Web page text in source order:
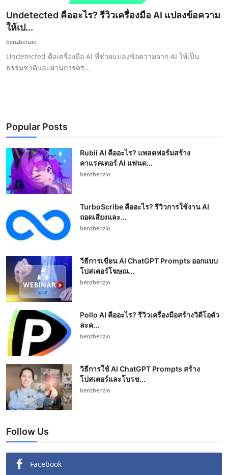
Undetected คืออะไร? รีวิวเครื่องมือ AI แปลงข้อความ
ให้เป...
benzbenzio
Undetected คือเครื่องมือ AI ที่ช่วยแปลงข้อความจาก AI ให้เป็น
ธรรมชาติและผ่านการตร...
Popular Posts
Rubii AI คืออะไร? แพลตฟอร์มสร้าง
คาแรคเตอร์ AI แฟนด...
benzbenzio
TurboScribe คืออะไร? รีวิวการใช้งาน AI
ถอดเสียงและ...
benzbenzio
วิธีการเขียน AI ChatGPT Prompts ออกแบบ
โปสเตอร์โฆษณ...
benzbenzio
Pollo AI คืออะไร? รีวิวเครื่องมือสร้างวิดีโอตัว
ละค...
benzbenzio
วิธีการใช้ AI ChatGPT Prompts สร้าง
โปสเตอร์และโบรช...
benzbenzio
Follow Us
Facebook